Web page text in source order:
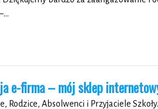
e-firma – mój sklep
Rodzice, Absolwenci i Przyjaciele